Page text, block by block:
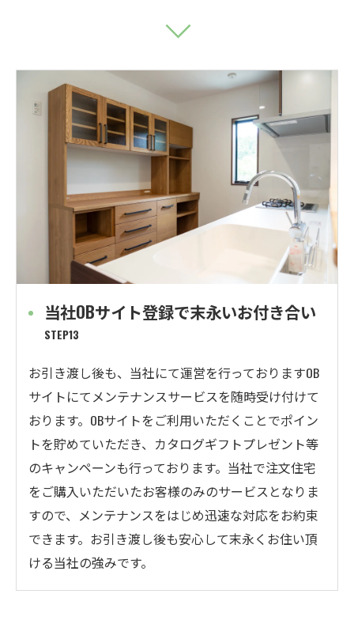
当社OBサイト登録で末永いお付き合い
STEP13
お引き渡し後も、当社にて運営を行っておりますOB
サイトにてメンテナンスサービスを随時受け付けて
おります。OBサイトをご利用いただくことでポイン
トを貯めていただき、カタログギフトプレゼント等
のキャンペーンも行っております。当社で注文住宅
をご購入いただいたお客様のみのサービスとなりま
すので、メンテナンスをはじめ迅速な対応をお約束
できます。お引き渡し後も安心して末永くお住い頂
ける当社の強みです。